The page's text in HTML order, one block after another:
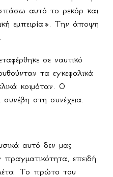
αυτό το ρεκόρ και
εμπειρία». Την άποψη
σε ναυτικό
τα εγκεφαλικά
κοιμόταν. Ο
στη συνέχεια.
αυτό δεν μας
πραγματικότητα, επειδή
Το πρώτο του